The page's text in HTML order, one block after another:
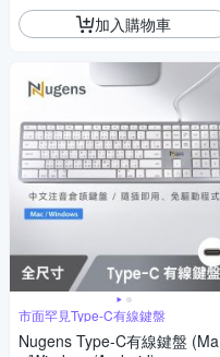
加入購物車
市面罕見Type-C有線鍵盤
Nugens Type-C有線鍵盤 (Ma